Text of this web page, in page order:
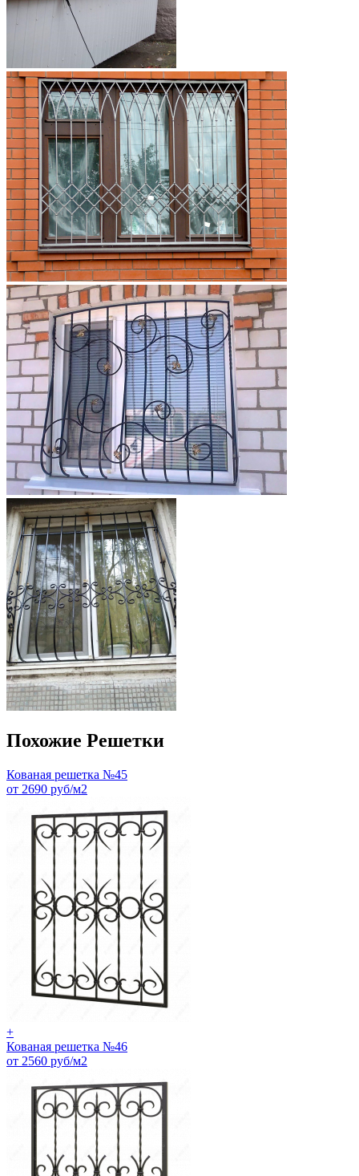
Похожие Решетки
Кованая решетка №45
от 2690 руб/м2
+
Кованая решетка №46
от 2560 руб/м2